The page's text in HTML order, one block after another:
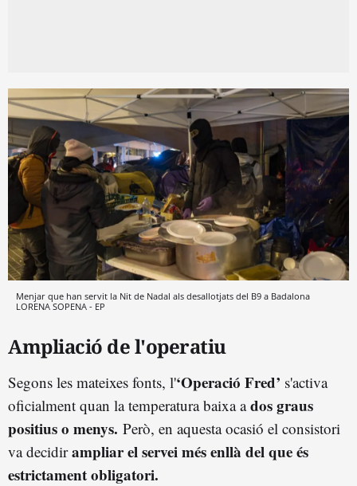
Menjar que han servit la Nit de Nadal als desallotjats del B9 a Badalona
LORENA SOPENA - EP
Ampliació de l'operatiu
Segons les mateixes fonts, l'‘Operació Fred’ s'activa
oficialment quan la temperatura baixa ados graus
positius o menys. Però, en aquesta ocasió el consistori
va decidirampliar el servei més enllà del que és
estrictament obligatori.